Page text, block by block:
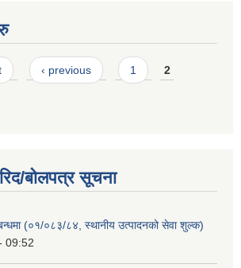
‹ previous 1 2
बोलपत्र सूचना
(०१/०८३/८४, स्थानीय उत्पादनको सेवा शुल्क)
09:52